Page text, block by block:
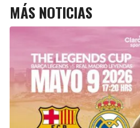
MÁS NOTICIAS